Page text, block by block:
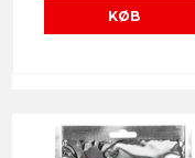
KØB